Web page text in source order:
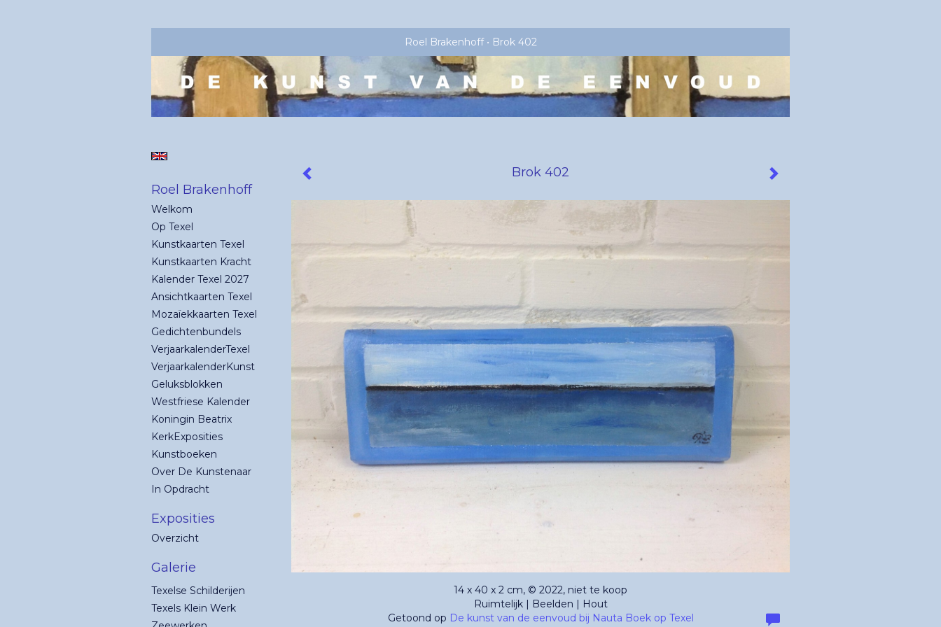
Roel Brakenhoff Brok 402
Brok 402
14 x 40 x 2 cm, © 2022, niet te koop
Ruimtelijk | Beelden | Hout
Getoond op De kunst van de eenvoud bij Nauta Boek op Texel
Roel Brakenhoff
Welkom
Op Texel
Kunstkaarten Texel
Kunstkaarten Kracht
Kalender Texel 2027
Ansichtkaarten Texel
Mozaïekkaarten Texel
Gedichtenbundels
VerjaarkalenderTexel
VerjaarkalenderKunst
Geluksblokken
Westfriese Kalender
Koningin Beatrix
KerkExposities
Kunstboeken
Over De Kunstenaar
In Opdracht
Exposities
Overzicht
Galerie
Texelse Schilderijen
Texels Klein Werk